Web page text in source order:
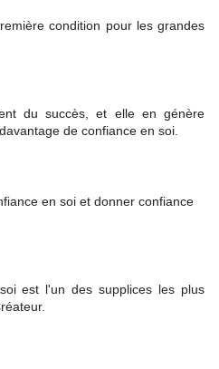
condition pour les grandes
du succès, et elle en génère
de confiance en soi.
en soi et donner confiance
est l'un des supplices les plus